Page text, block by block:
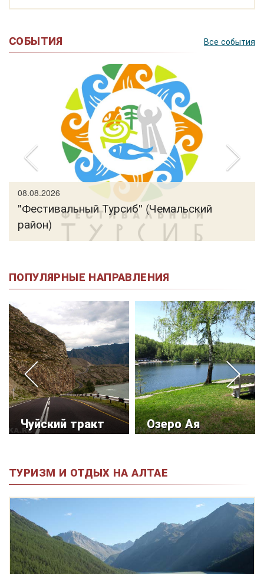
СОБЫТИЯ Все события
08.08.2026
"Фестивальный Турсиб" (Чемальский
район)
ПОПУЛЯРНЫЕ НАПРАВЛЕНИЯ
Чуйский тракт Озеро Ая
ТУРИЗМ И ОТДЫХ НА АЛТАЕ